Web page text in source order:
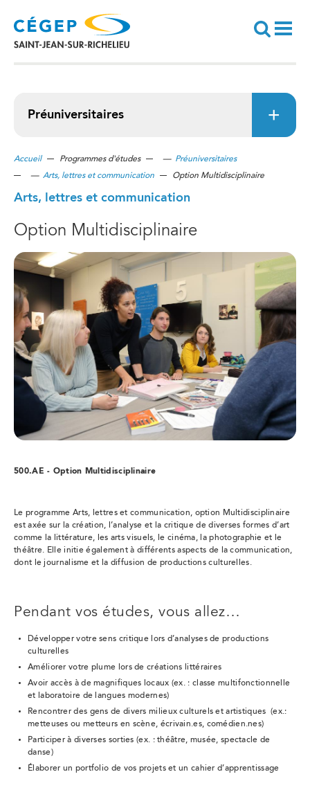
contenu
principal
Recherche
Préuniversitaires
Accueil Programmes d'études — Préuniversitaires
— Arts, lettres et communication Option Multidisciplinaire
Arts, lettres et communication
Option Multidisciplinaire
500.AE - Option Multidisciplinaire
Le programme Arts, lettres et communication, option Multidisciplinaire
est axée sur la création, l’analyse et la critique de diverses formes d’art
comme la littérature, les arts visuels, le cinéma, la photographie et le
théâtre. Elle initie également à différents aspects de la communication,
dont le journalisme et la diffusion de productions culturelles.
Pendant vos études, vous allez…
Développer votre sens critique lors d’analyses de productions
culturelles
Améliorer votre plume lors de créations littéraires
Avoir accès à de magnifiques locaux (ex. : classe multifonctionnelle
et laboratoire de langues modernes)
Rencontrer des gens de divers milieux culturels et artistiques (ex.:
metteuses ou metteurs en scène, écrivain.es, comédien.nes)
Participer à diverses sorties (ex. : théâtre, musée, spectacle de
danse)
Élaborer un portfolio de vos projets et un cahier d’apprentissage